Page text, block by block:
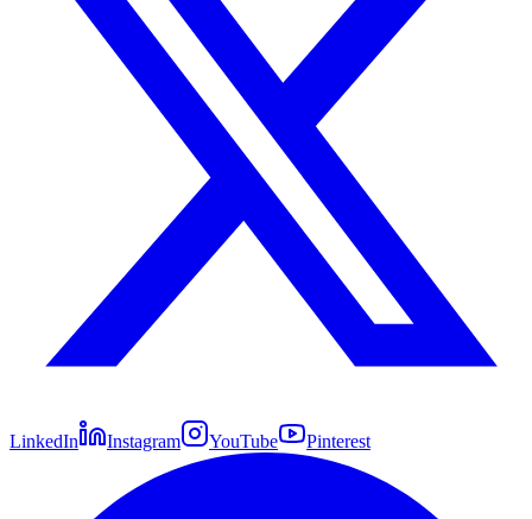
LinkedIn Instagram YouTube Pinterest